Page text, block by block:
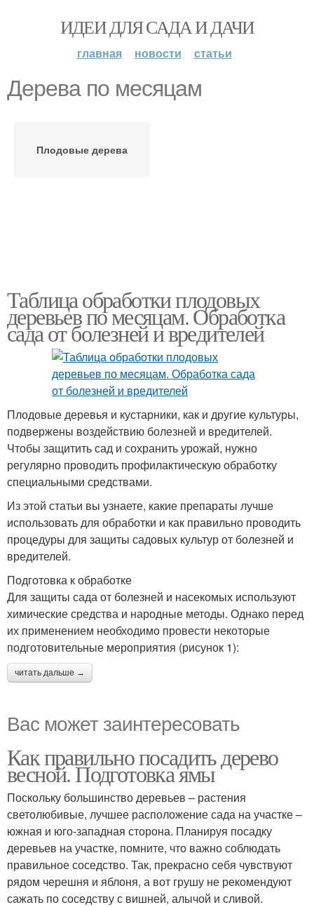
ИДЕИ ДЛЯ САДА И ДАЧИ
главная новости статьи
Дерева по месяцам
Плодовые дерева
Таблица обработки плодовых
деревьев по месяцам. Обработка
сада от болезней и вредителей
Плодовые деревья и кустарники, как и другие культуры,
подвержены воздействию болезней и вредителей.
Чтобы защитить сад и сохранить урожай, нужно
регулярно проводить профилактическую обработку
специальными средствами.
Из этой статьи вы узнаете, какие препараты лучше
использовать для обработки и как правильно проводить
процедуры для защиты садовых культур от болезней и
вредителей.
Подготовка к обработке
Для защиты сада от болезней и насекомых используют
химические средства и народные методы. Однако перед
их применением необходимо провести некоторые
подготовительные мероприятия (рисунок 1):
читать дальше →
Вас может заинтересовать
Как правильно посадить дерево
весной. Подготовка ямы
Поскольку большинство деревьев – растения
светолюбивые, лучшее расположение сада на участке –
южная и юго-западная сторона. Планируя посадку
деревьев на участке, помните, что важно соблюдать
правильное соседство. Так, прекрасно себя чувствуют
рядом черешня и яблоня, а вот грушу не рекомендуют
сажать по соседству с вишней, алычой и сливой.